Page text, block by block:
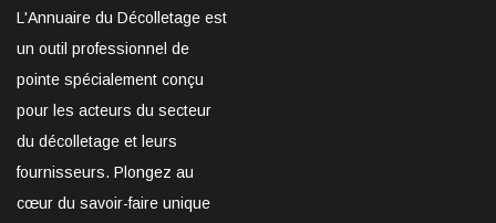
L'Annuaire du Décolletage est
un outil professionnel de
pointe spécialement conçu
pour les acteurs du secteur
du décolletage et leurs
fournisseurs. Plongez au
cœur du savoir-faire unique